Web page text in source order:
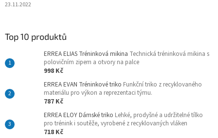
23.11.2022
Top 10 produktů
ERREA ELIAS Tréninková mikina Technická tréninková mikina s
polovičním zipem a otvory na palce
998 Kč
ERREA EVAN Tréninkové triko Funkční triko z recyklovaného
materiálu pro výkon a reprezentaci týmu.
787 Kč
ERREA ELOY Dámské triko Lehké, prodyšné a udržitelné tílko
pro trénink i soutěže, vyrobené z recyklovaných vláken
718 Kč